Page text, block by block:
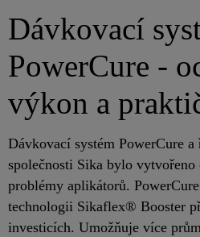
Dávkovací
PowerCure -
výkon a
Dávkovací systém PowerCure a
společnosti Sika bylo vytvořeno
problémy aplikátorů.
technologii Sikaflex® Booster
investicích. Umožňuje více